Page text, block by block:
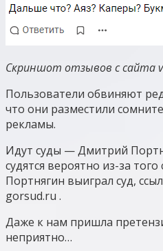
Скриншот отзывов с сайта
Пользователи обвиняют
что они разместили
рекламы.
Идут суды — Дмитрий
судятся вероятно из-за
Портнягин выиграл суд,
gorsud.ru .
Даже к нам пришла
неприятно…